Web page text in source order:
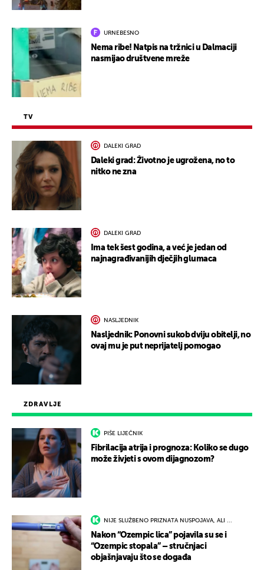
ZDRAVLJE
PIŠE LIJEČNIK
Fibrilacija atrija i prognoza: Koliko se dugo
može živjeti s ovom dijagnozom?
NIJE SLUŽBENO PRIZNATA NUSPOJAVA, ALI ...
Nakon “Ozempic lica” pojavila su se i
“Ozempic stopala” – stručnjaci
objašnjavaju što se događa
URNEBESNO
Nema ribe! Natpis na tržnici u Dalmaciji
nasmijao društvene mreže
TV
DALEKI GRAD
Daleki grad: Životno je ugrožena, no to
nitko ne zna
DALEKI GRAD
Ima tek šest godina, a već je jedan od
najnagrađivanijih dječjih glumaca
NASLJEDNIK
Nasljednik: Ponovni sukob dviju obitelji, no
ovaj mu je put neprijatelj pomogao